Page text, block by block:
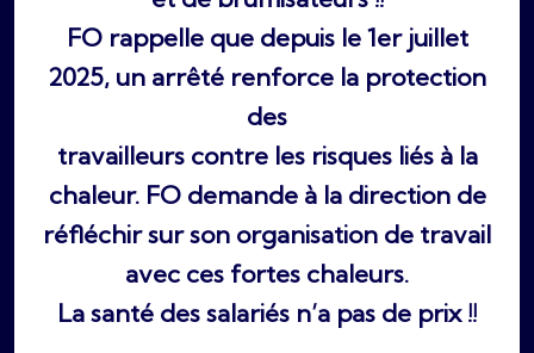
FO rappelle que depuis le 1er juillet
2025, un arrêté renforce la protection
des
travailleurs contre les risques liés à la
chaleur. FO demande à la direction de
réfléchir sur son organisation de travail
avec ces fortes chaleurs.
La santé des salariés n’a pas de prix !!